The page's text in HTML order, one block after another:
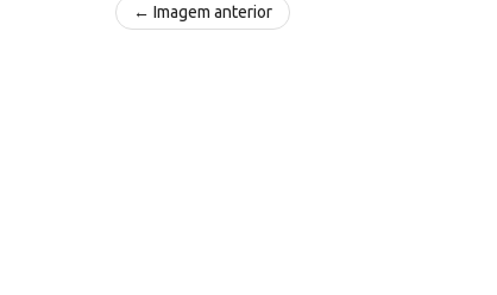
← Imagem anterior